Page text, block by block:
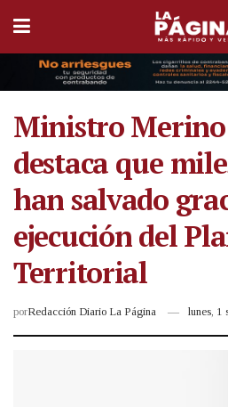
Ministro
destaca que
han salvado
ejecución del
Territorial
porRedacción Diario La Página lunes, 1